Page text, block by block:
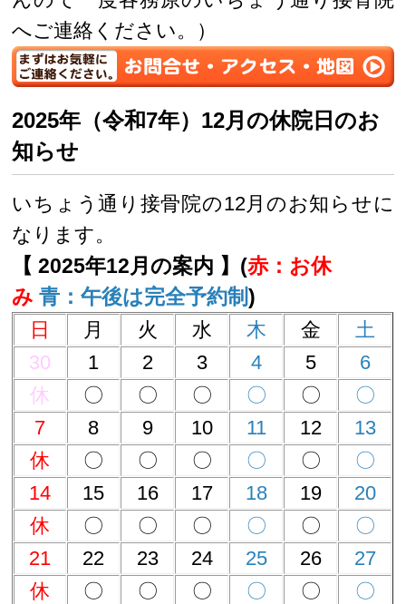
へご連絡ください。）
2025年（令和7年）12月の休院日のお
知らせ
いちょう通り接骨院の12月のお知らせに
なります。
【 2025年12月の案内 】(赤：お休
み 青：午後は完全予約制)
日 月 火 水 木 金
土
30
1 2 3 4 5
6
休
〇 〇 〇 〇 〇
〇
7
8 9 10 11 12
13
休
〇 〇 〇 〇 〇
〇
14
15 16 17 18 19
20
休
〇 〇 〇 〇 〇
〇
21
22 23 24 25 26
27
休
〇 〇 〇 〇 〇
〇